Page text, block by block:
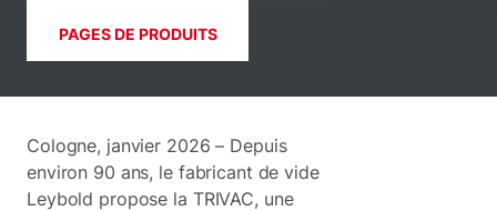
PAGES DE PRODUITS
Cologne, janvier 2026 – Depuis
environ 90 ans, le fabricant de vide
Leybold propose la TRIVAC, une